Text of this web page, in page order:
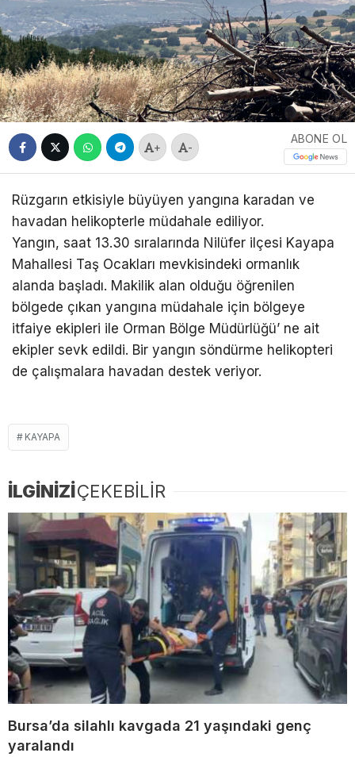
+ -
ABONE OL
Rüzgarın etkisiyle büyüyen yangına karadan ve
havadan helikopterle müdahale ediliyor.
Yangın, saat 13.30 sıralarında Nilüfer ilçesi Kayapa
Mahallesi Taş Ocakları mevkisindeki ormanlık
alanda başladı. Makilik alan olduğu öğrenilen
bölgede çıkan yangına müdahale için bölgeye
itfaiye ekipleri ile Orman Bölge Müdürlüğü’ ne ait
ekipler sevk edildi. Bir yangın söndürme helikopteri
de çalışmalara havadan destek veriyor.
KAYAPA
İLGİNİZİÇEKEBİLİR
Bursa’da silahlı kavgada 21 yaşındaki genç
yaralandı